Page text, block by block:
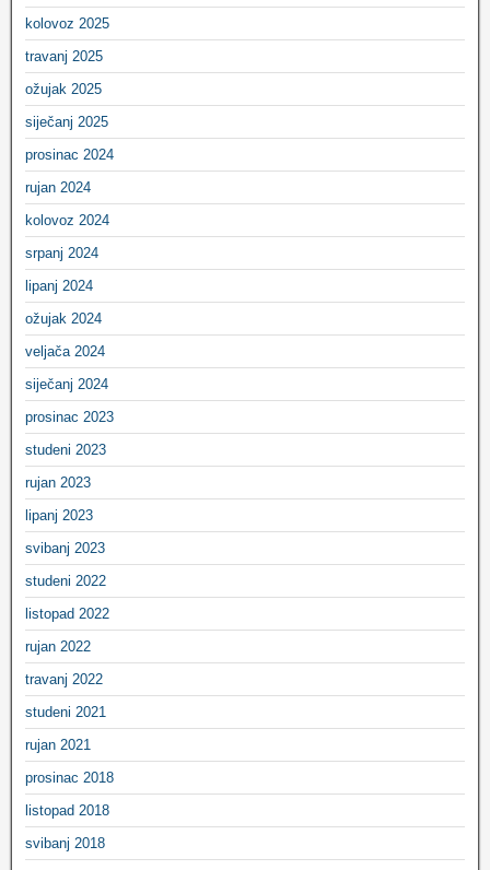
kolovoz 2025
travanj 2025
ožujak 2025
siječanj 2025
prosinac 2024
rujan 2024
kolovoz 2024
srpanj 2024
lipanj 2024
ožujak 2024
veljača 2024
siječanj 2024
prosinac 2023
studeni 2023
rujan 2023
lipanj 2023
svibanj 2023
studeni 2022
listopad 2022
rujan 2022
travanj 2022
studeni 2021
rujan 2021
prosinac 2018
listopad 2018
svibanj 2018